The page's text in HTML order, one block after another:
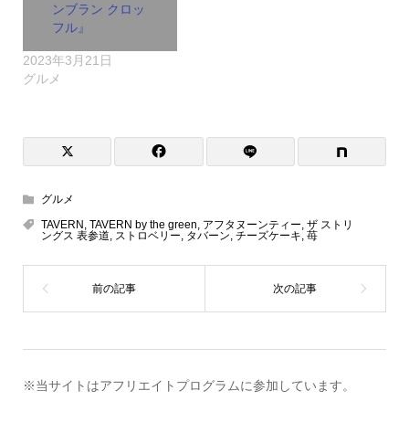
ンブラン クロッ
フル』
2023年3月21日
グルメ
グルメ
TAVERN , TAVERN by the green, アフタヌーンティー, ザ ストリ
ングス 表参道, ストロベリー, タバーン, チーズケーキ, 苺
※当サイトはアフリエイトプログラムに参加しています。